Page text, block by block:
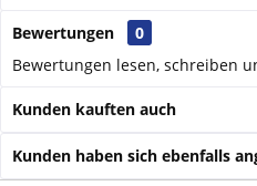
Bewertungen
0
Bewertungen lesen, schreiben
Kunden kauften auch
Kunden haben sich ebenfalls